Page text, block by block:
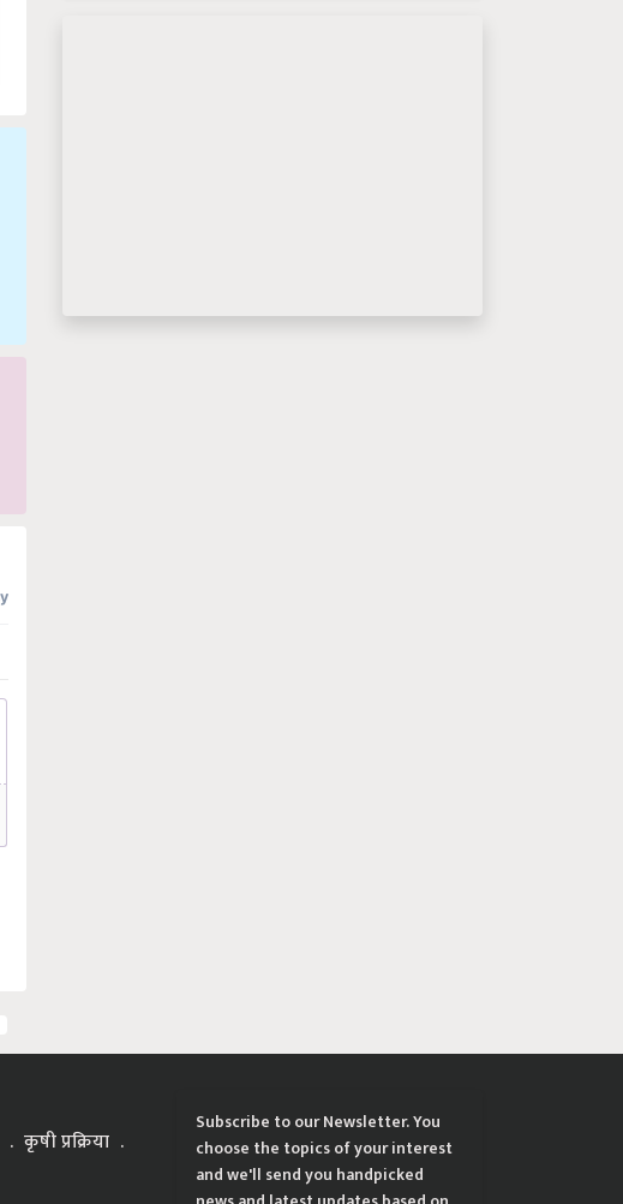
कृषी प्रक्रिया
Subscribe to our Newsletter. You
choose the topics of your interest
and we'll send you handpicked
news and latest updates based on